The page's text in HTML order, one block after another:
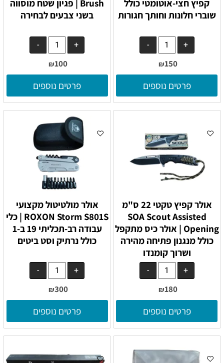
קפיץ חצי-אוטומטי כולל
שוברי חלונות וחותך חגורות
₪150
פרטים נוספים
Brush | פגיון שטח מוסווה
בשני צבעים לבחירה
₪100
פרטים נוספים
אולר קפיץ טקטי 22 ס"מ
SOA Scout Assisted
Opening | אולר כיס מתקפל
כולל מנגנון פתיחה מהירה
ושרוך קומנדו
₪180
פרטים נוספים
אולר מולטיטול מקצועי
ROXON Storm S801S | כלי
עבודה רב-תכליתי 19 ב-1
כולל נרתיק וסט ביטים
₪300
פרטים נוספים